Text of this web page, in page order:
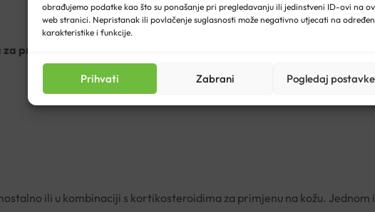
obrađujemo podatke kao što su ponašanje pri pregledavanju ili jedinstveni ID-ovi na
web stranici. Nepristanak ili povlačenje suglasnosti može negativno utjecati na
karakteristike i funkcije.
Prihvati Zabrani Pogledaj postavke
primjenu za kožu:
ili u kombinaciji s kortikosteroidima za primjenu na kožu. Jednom